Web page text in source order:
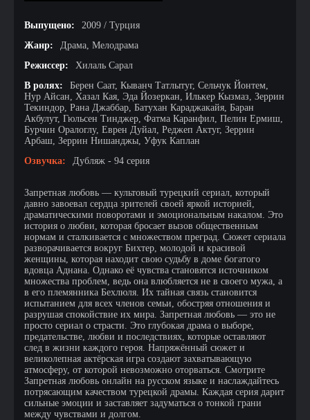
Выпущено:
2009 / Турция
Жанр:
Драма, Мелодрама
Режиссер:
Хилаль Сарал
В ролях:
Берен Саат, Кыванч Татлытуг, Сельчук Йонтем,
Нур Айсан, Хазал Кая, Эда Йозеркан, Илькер Кызмаз, Зеррин
Текиндор, Рана Джаббар, Батухан Караджакайя, Баран
Акбулут, Гюльсен Тинджер, Фатма Каранфил, Пелин Ермиш,
Бурчин Оралоглу, Еврен Дуйал, Реджеп Актуг, Зеррин
Арбаш, Зеррин Нишанджы, Уфук Каплан
Озвучка:
Дубляж - 94 серия
Запретная любовь — культовый турецкий сериал, который
давно завоевал сердца зрителей своей яркой историей,
драматическими поворотами и эмоциональным накалом. Это
история о любви, которая бросает вызов общественным
нормам и сталкивается с множеством преград. Сюжет сериала
разворачивается вокруг Бихтер, молодой и красивой
женщины, которая находит свою судьбу в доме богатого
вдовца Аднана. Однако её чувства становятся источником
множества проблем, ведь она влюбляется не в своего мужа, а
в его племянника Бехлюля. Их тайная связь становится
испытанием для всех членов семьи, обостряя отношения и
разрушая спокойствие их мира. Запретная любовь — это не
просто сериал о страсти. Это глубокая драма о выборе,
предательстве, любви и последствиях, которые оставляют
след в жизни каждого героя. Напряжённый сюжет и
великолепная актёрская игра создают захватывающую
атмосферу, от которой невозможно оторваться. Смотрите
Запретная любовь онлайн на русском языке и наслаждайтесь
потрясающим качеством турецкой драмы. Каждая серия дарит
сильные эмоции и заставляет задуматься о тонкой грани
между чувствами и долгом.